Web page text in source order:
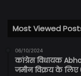
Most Viewed
06/10/2024
कांग्रेस विधायक
जमीन विक्रय के लिए